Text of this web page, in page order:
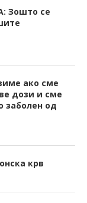
Зошто се
ако сме
дози и сме
заболен од
крв